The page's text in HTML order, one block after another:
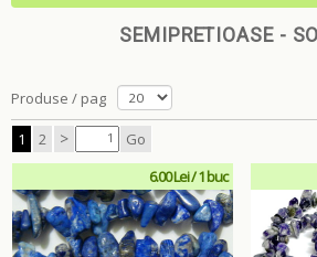
SEMIPRETIOASE -
Produse / pag
1 2 > Go
6.00 Lei / 1 buc